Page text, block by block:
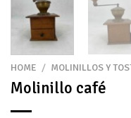
HOME / MOLINILLOS Y
Molinillo café